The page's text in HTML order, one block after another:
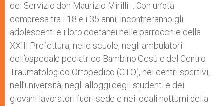
del Servizio don Maurizio Mirilli -. Con un’età
compresa tra i 18 e i 35 anni, incontreranno gli
adolescenti e i loro coetanei nelle parrocchie della
XXIII Prefettura, nelle scuole, negli ambulatori
dell’ospedale pediatrico Bambino Gesù e del Centro
Traumatologico Ortopedico (CTO), nei centri sportivi,
nell’università, negli alloggi degli studenti e dei
giovani lavoratori fuori sede e nei locali notturni della